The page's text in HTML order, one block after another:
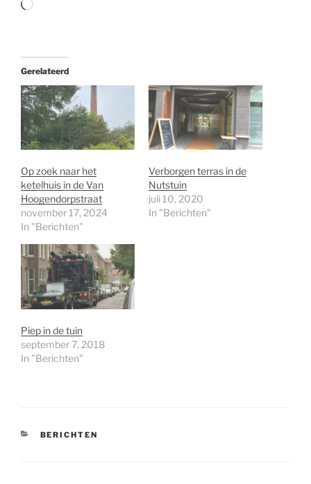
Aan
Gerelateerd
Op zoek naar het
ketelhuis in de Van
Hoogendorpstraat
november 17, 2024
In "Berichten"
Verborgen terras in de
Nutstuin
juli 10, 2020
In "Berichten"
Piep in de tuin
september 7, 2018
In "Berichten"
CATEGORIEËN
BERICHTEN